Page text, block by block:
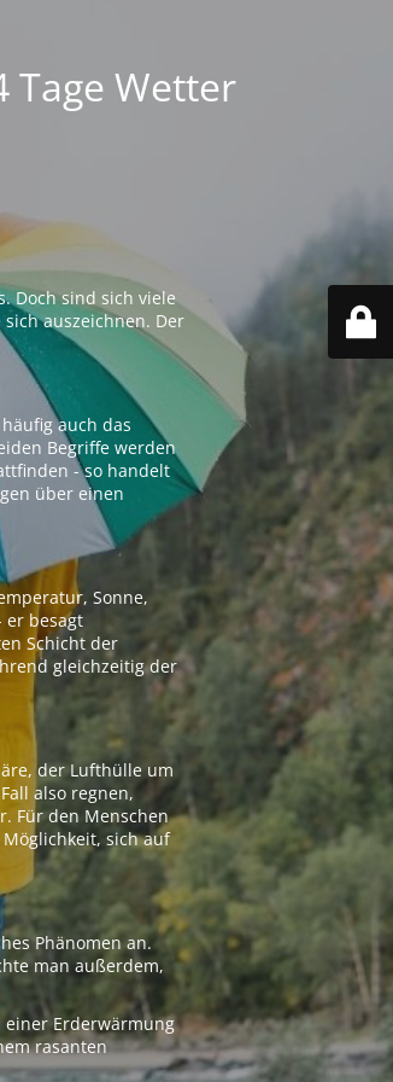
Tage Wetter
Doch sind sich viele
auszeichnen. Der
auch das
Begriffe werden
- so handelt
über einen
Sonne,
er besagt
Schicht der
gleichzeitig der
der Lufthülle um
also regnen,
Für den Menschen
sich auf
Phänomen an.
man außerdem,
einer Erderwärmung
rasanten